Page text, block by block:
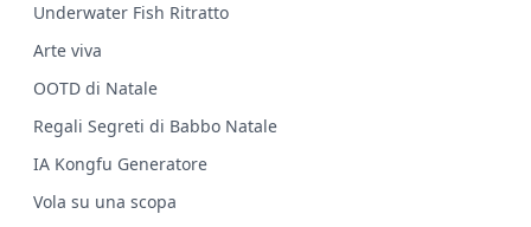
Underwater Fish Ritratto
Arte viva
OOTD di Natale
Regali Segreti di Babbo Natale
IA Kongfu Generatore
Vola su una scopa